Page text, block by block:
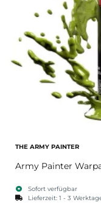
THE ARMY PAINTER
Army Painter
Sofort verfügbar
Lieferzeit: 1 - 3